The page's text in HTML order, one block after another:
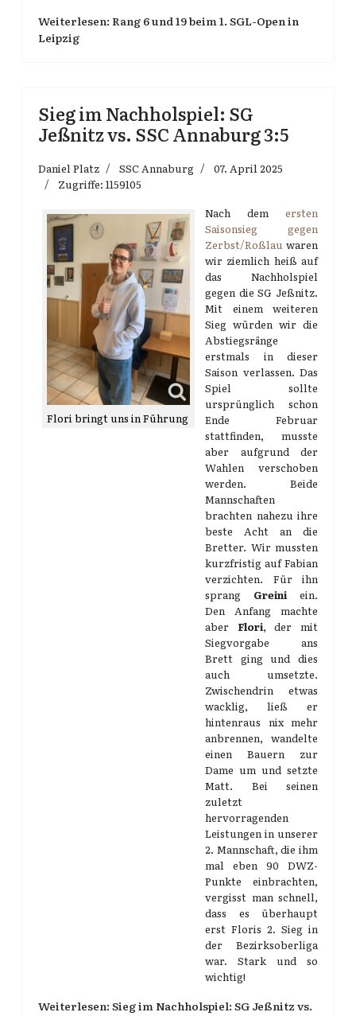
Weiterlesen: Rang 6 und 19 beim 1. SGL-Open in
Leipzig
Sieg im Nachholspiel: SG
Jeßnitz vs. SSC Annaburg 3:5
Daniel Platz SSC Annaburg
07. April 2025
Zugriffe: 1159105
Flori bringt uns in Führung
Nach dem ersten
Saisonsieg gegen
Zerbst/Roßlau waren
wir ziemlich heiß auf
das Nachholspiel
gegen die SG Jeßnitz.
Mit einem weiteren
Sieg würden wir die
Abstiegsränge
erstmals in dieser
Saison verlassen. Das
Spiel sollte
ursprünglich schon
Ende Februar
stattfinden, musste
aber aufgrund der
Wahlen verschoben
werden. Beide
Mannschaften
brachten nahezu ihre
beste Acht an die
Bretter. Wir mussten
kurzfristig auf Fabian
verzichten. Für ihn
sprang Greiniein.
Den Anfang machte
aber Flori, der mit
Siegvorgabe ans
Brett ging und dies
auch umsetzte.
Zwischendrin etwas
wacklig, ließ er
hintenraus nix mehr
anbrennen, wandelte
einen Bauern zur
Dame um und setzte
Matt. Bei seinen
zuletzt
hervorragenden
Leistungen in unserer
2. Mannschaft, die ihm
mal eben 90 DWZ-
Punkte einbrachten,
vergisst man schnell,
dass es überhaupt
erst Floris 2. Sieg in
der Bezirksoberliga
war. Stark und so
wichtig!
Weiterlesen: Sieg im Nachholspiel: SG Jeßnitz vs.